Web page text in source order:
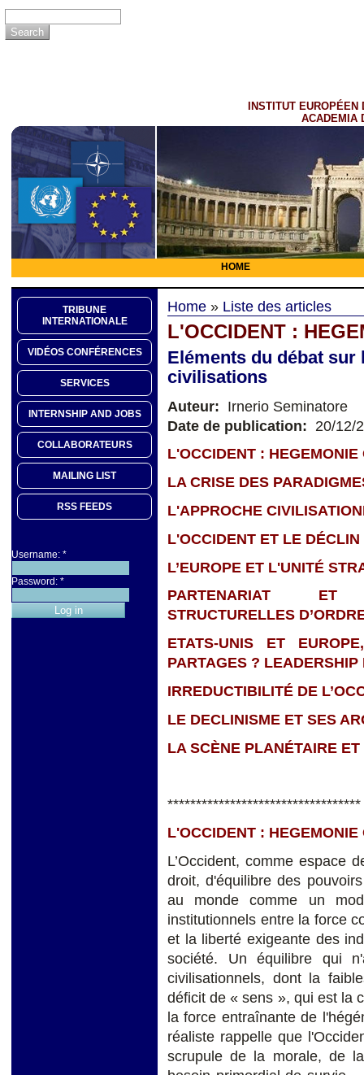
INSTITUT EUROPÉEN
ACADEMIA
HOME
TRIBUNE
INTERNATIONALE
VIDÉOS CONFÉRENCES
SERVICES
INTERNSHIP AND JOBS
COLLABORATEURS
MAILING LIST
RSS FEEDS
Username: *
Password: *
Home » Liste des articles
L'OCCIDENT :
Eléments du débat sur
civilisations
Auteur: Irnerio Seminatore
Date de publication: 20/12/
L'OCCIDENT : HEGEMONIE
LA CRISE DES
L'APPROCHE
L'OCCIDENT ET LE
L’EUROPE ET L'UNITÉ
PARTENARIAT ET
STRUCTURELLES
ETATS-UNIS ET
PARTAGES ? LEADERSHIP
IRREDUCTIBILITÉ DE
LE DECLINISME ET SES
LA SCÈNE PLANÉTAIRE
**********************************
L'OCCIDENT : HEGEMONIE
L’Occident, comme espace
droit, d'équilibre des
au monde comme un
institutionnels entre la force
et la liberté exigeante des
société. Un équilibre qui
civilisationnels, dont la
déficit de « sens », qui est la
la force entraînante de
réaliste rappelle que
scrupule de la morale, de